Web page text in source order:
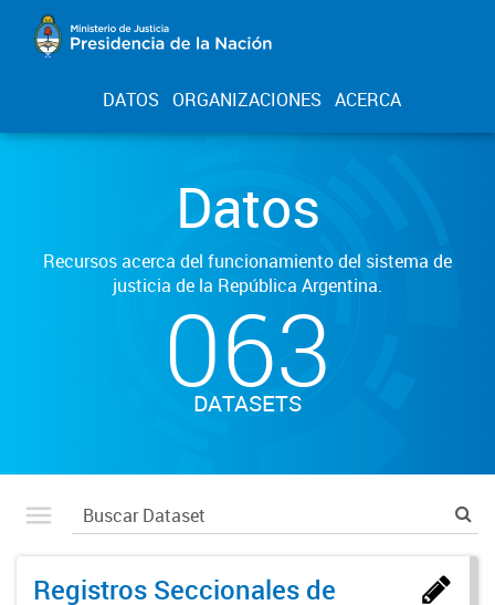
DATOS ORGANIZACIONES ACERCA
Datos
Recursos acerca del funcionamiento del sistema de
justicia de la República Argentina.
063
DATASETS
Registros Seccionales de